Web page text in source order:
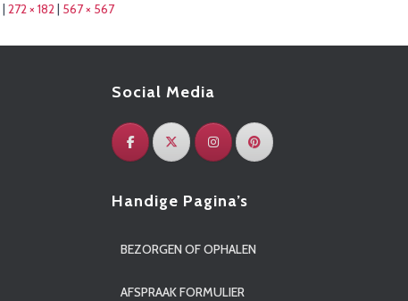
| 272 × 182| 567 × 567
Social Media
Handige Pagina’s
BEZORGEN OF OPHALEN
AFSPRAAK FORMULIER